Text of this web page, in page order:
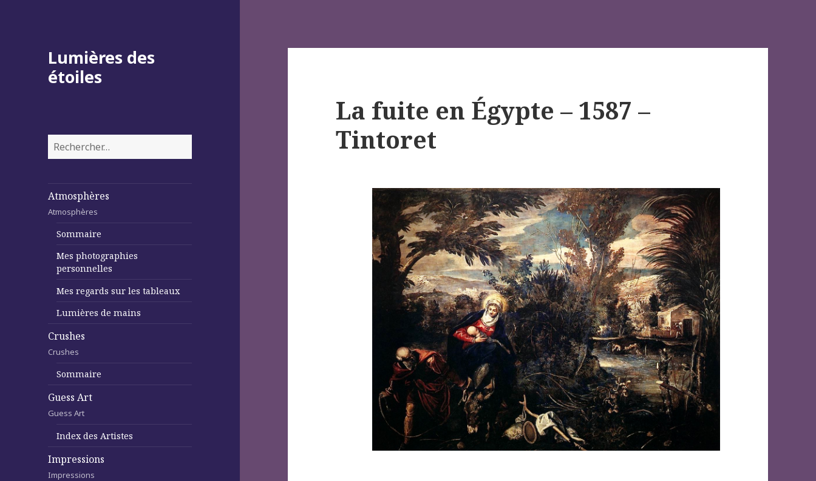
Lumières des
étoiles
Rechercher :
Atmosphères
Atmosphères
Sommaire
Mes photographies
personnelles
Mes regards sur les tableaux
Lumières de mains
Crushes
Crushes
Sommaire
Guess Art
Guess Art
Index des Artistes
Impressions
Impressions
La fuite en Égypte – 1587 –
Tintoret